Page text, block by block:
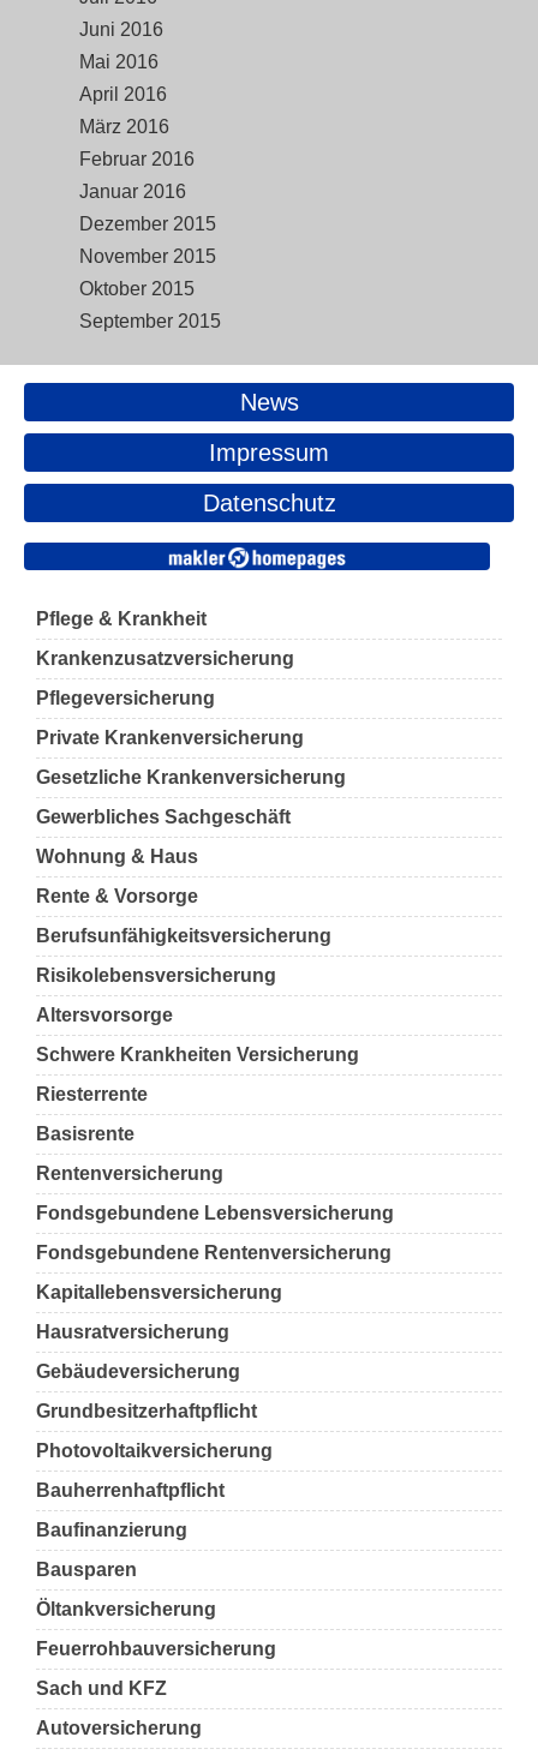
Juni 2016
Mai 2016
April 2016
März 2016
Februar 2016
Januar 2016
Dezember 2015
November 2015
Oktober 2015
September 2015
News
Impressum
Datenschutz
Pflege & Krankheit
Krankenzusatzversicherung
Pflegeversicherung
Private Krankenversicherung
Gesetzliche Krankenversicherung
Gewerbliches Sachgeschäft
Wohnung & Haus
Rente & Vorsorge
Berufs­unfähigkeitsversicherung
Risikolebensversicherung
Altersvorsorge
Schwere Krankheiten Versicherung
Riesterrente
Basisrente
Rentenversicherung
Fondsgebundene Lebensversicherung
Fondsgebundene Rentenversicherung
Kapitallebensversicherung
Hausratversicherung
Gebäudeversicherung
Grundbesitzerhaftpflicht
Photovoltaikversicherung
Bauherrenhaftpflicht
Baufinanzierung
Bausparen
Öltankversicherung
Feuerrohbauversicherung
Sach und KFZ
Autoversicherung